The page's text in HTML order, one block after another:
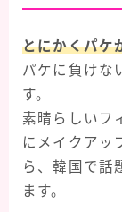
とにかくパケ
パケに負けな
す。
素晴らしいフ
にメイクアッ
ら、韓国で話
ます。